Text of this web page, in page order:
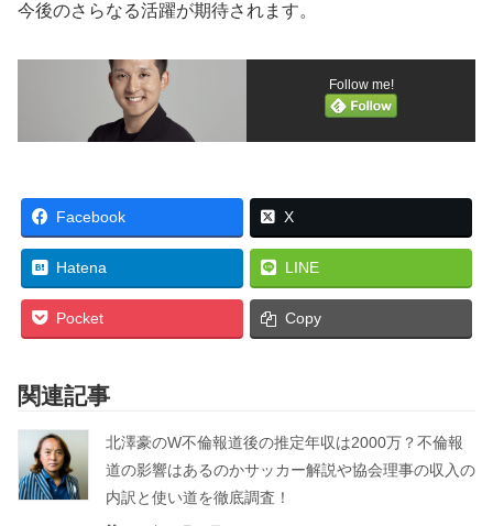
今後のさらなる活躍が期待されます。
Follow me!
Facebook X
Hatena LINE
Pocket Copy
関連記事
北澤豪のW不倫報道後の推定年収は2000万？不倫報
道の影響はあるのかサッカー解説や協会理事の収入の
内訳と使い道を徹底調査！